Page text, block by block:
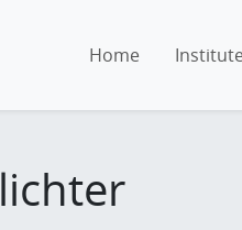
Home Institute